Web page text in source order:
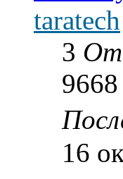
taratech
3
9668
16